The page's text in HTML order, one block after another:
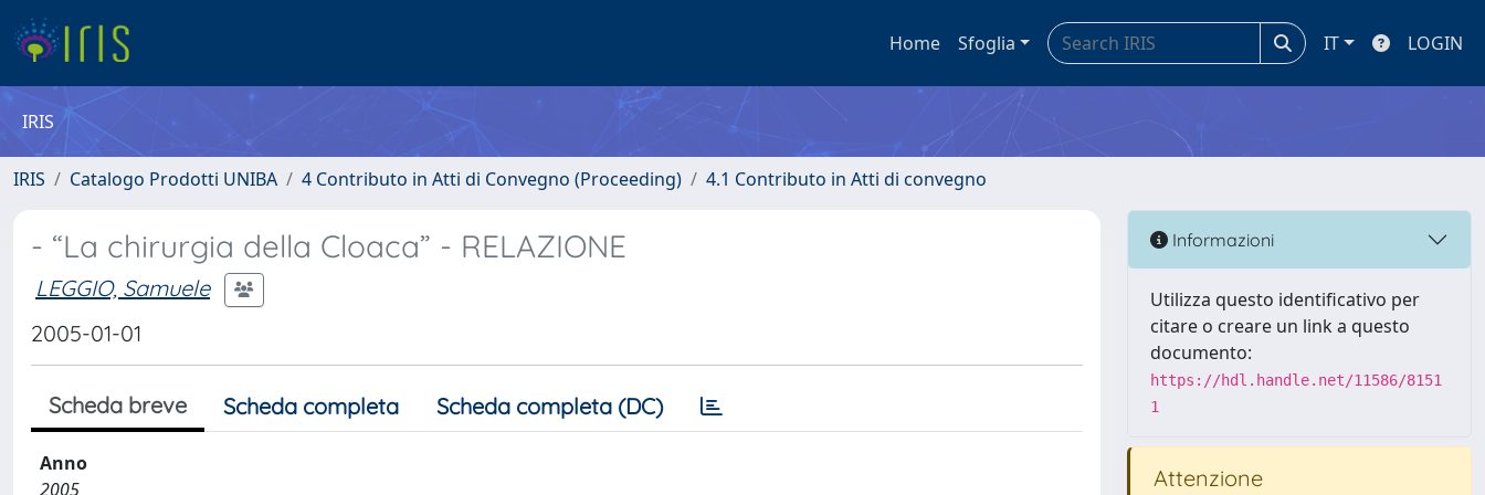
Home Sfoglia IT LOGIN
IRIS
IRIS Catalogo Prodotti UNIBA 4 Contributo in Atti di Convegno (Proceeding) 4.1 Contributo in Atti di convegno
- “La chirurgia della Cloaca” - RELAZIONE
LEGGIO, Samuele
2005-01-01
Scheda breve Scheda completa Scheda completa (DC)
Anno
2005
Informazioni
Utilizza questo identificativo per
citare o creare un link a questo
documento:
https://hdl.handle.net/11586/8151
1
Attenzione